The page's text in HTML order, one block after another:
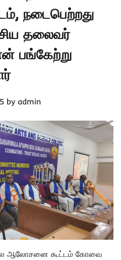
நடைபெற்றது
தலைவர்
பங்கேற்று
by admin
ஆலோசனை கூட்டம் கோவை